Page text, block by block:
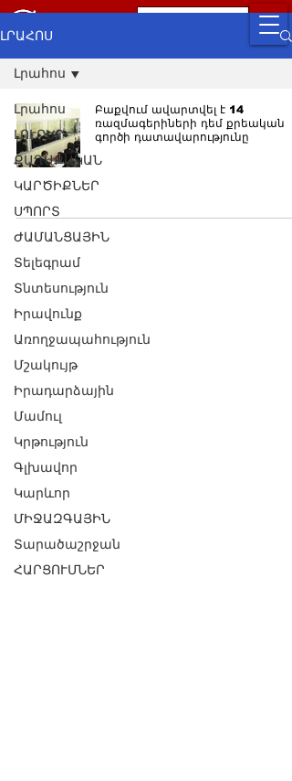
ԼՐԱՀՈՍ
Լրահոս
ԼՈՒՐԵՐ
ՔԱՂԱՔԱԿԱՆ
ԿԱՐԾԻՔՆԵՐ
ՍՊՈՐՏ
ԺԱՄԱՆՑԱՅԻՆ
Տելեգրամ
Տնտեսություն
Իրավունք
Առողջապահություն
Մշակույթ
Իրադարձային
Մամուլ
Կրթություն
Գլխավոր
Կարևոր
ՄԻՋԱԶԳԱՅԻՆ
Տարածաշրջան
ՀԱՐՑՈՒՄՆԵՐ
Լրահոս
Բաքվում ավարտվել է 14
ռազմագերիների դեմ քրեական
գործի դատավարությունը